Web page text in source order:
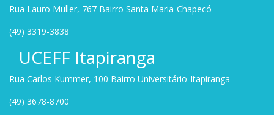
Rua Lauro Müller, 767 Bairro Santa Maria-Chapecó
(49) 3319-3838
UCEFF Itapiranga
Rua Carlos Kummer, 100 Bairro Universitário-Itapiranga
(49) 3678-8700